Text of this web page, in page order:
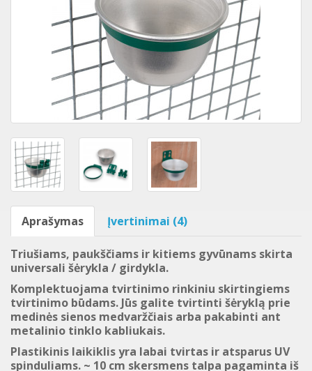
Aprašymas Įvertinimai (4)
Triušiams, paukščiams ir kitiems gyvūnams skirta
universali šėrykla / girdykla.
Komplektuojama tvirtinimo rinkiniu skirtingiems
tvirtinimo būdams. Jūs galite tvirtinti šėryklą prie
medinės sienos medvaržčiais arba pakabinti ant
metalinio tinklo kabliukais.
Plastikinis laikiklis yra labai tvirtas ir atsparus UV
spinduliams. ~ 10 cm skersmens talpa pagaminta iš